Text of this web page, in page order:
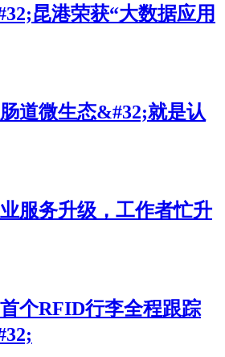
昆港荣获“大数据应用
道微生态&#32;就是认
服务升级，工作者忙升
个RFID行李全程跟踪